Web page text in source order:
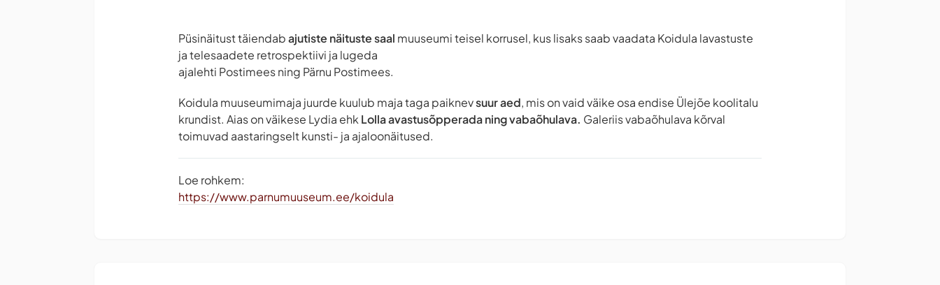
Püsinäitust täiendabajutiste näituste saal muuseumi teisel korrusel, kus lisaks saab vaadata Koidula lavastuste
ja telesaadete retrospektiivi ja lugeda
ajalehti Postimees ning Pärnu Postimees.
Koidula muuseumimaja juurde kuulub maja taga paiknevsuur aed, mis on vaid väike osa endise Ülejõe koolitalu
krundist. Aias on väikese Lydia ehk Lolla avastusõpperada ning vabaõhulava. Galeriis vabaõhulava kõrval
toimuvad aastaringselt kunsti- ja ajaloonäitused.
Loe rohkem:
https://www.parnumuuseum.ee/koidula